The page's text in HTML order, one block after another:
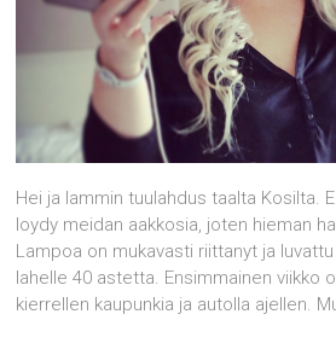
Hei ja lammin tuulahdus taalta Kosilta.
loydy meidan aakkosia, joten hieman
Lampoa on mukavasti riittanyt ja
lahelle 40 astetta. Ensimmainen viikko
kierrellen kaupunkia ja autolla ajellen.